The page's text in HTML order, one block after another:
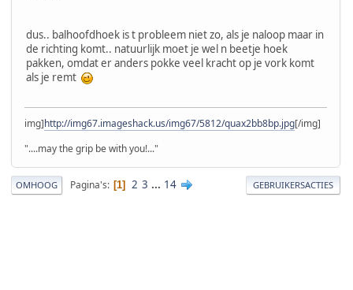
dus.. balhoofdhoek is t probleem niet zo, als je naloop maar in
de richting komt.. natuurlijk moet je wel n beetje hoek
pakken, omdat er anders pokke veel kracht op je vork komt
als je remt
img]http://img67.imageshack.us/img67/5812/quax2bb8bp.jpg[/img]
"....may the grip be with you!..."
OMHOOG Pagina's 1 2 3 ... 14 GEBRUIKERSACTIES